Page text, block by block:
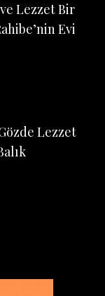
Lezzet Bir
Evi
Lezzet